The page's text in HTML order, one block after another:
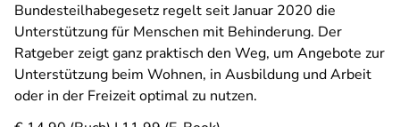
Bundesteilhabegesetz regelt seit Januar 2020 die
Unterstützung für Menschen mit Behinderung. Der
Ratgeber zeigt ganz praktisch den Weg, um Angebote zur
Unterstützung beim Wohnen, in Ausbildung und Arbeit
oder in der Freizeit optimal zu nutzen.